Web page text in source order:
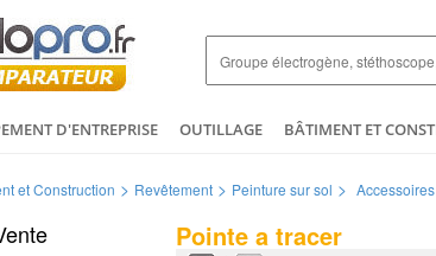
D'ENTREPRISE OUTILLAGE BÂTIMENT ET
et Construction > Revêtement > Peinture sur sol >
Pointe a tracer